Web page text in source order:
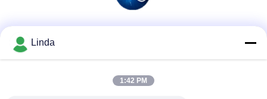
Linda
1:42 PM